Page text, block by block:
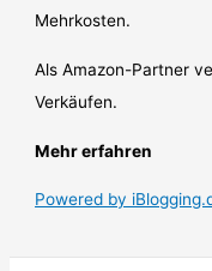
Mehrkosten.
Als Amazon-Partner
Verkäufen.
Mehr erfahren
Powered by